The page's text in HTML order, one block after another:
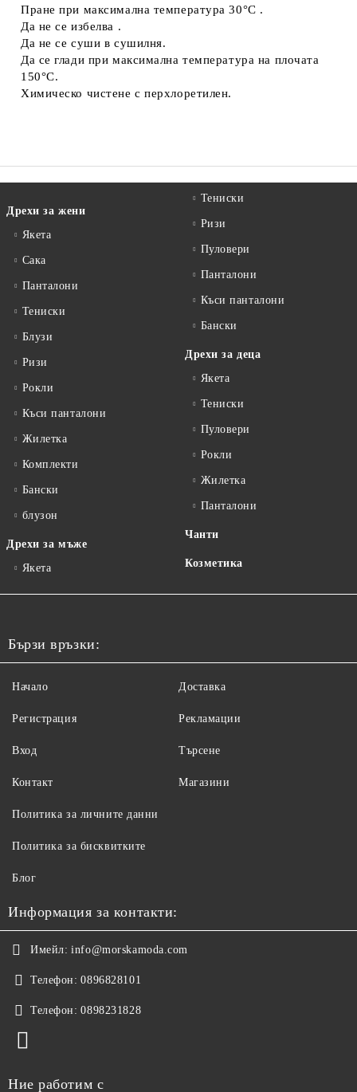
Пране при максимална температура 30°C .
Да не се избелва .
Да не се суши в сушилня.
Да се глади при максимална температура на плочата
150°C.
Химическо чистене с перхлоретилен.
Дрехи за жени
Якета
Сакa
Панталони
Тениски
Блузи
Ризи
Рокли
Къси панталони
Жилетка
Комплекти
Бански
блузон
Дрехи за мъже
Якета
Тениски
Ризи
Пуловери
Панталони
Къси панталони
Бански
Дрехи за деца
Якета
Тениски
Пуловери
Рокли
Жилетка
Панталони
Чанти
Козметика
Бързи връзки:
Начало
Регистрация
Вход
Контакт
Доставка
Рекламации
Търсене
Магазини
Политика за личните данни
Политика за бисквитките
Блог
Информация за контакти:
Имейл: info@morskamoda.com
Телефон: 0896828101
Телефон: 0898231828
Ние работим с